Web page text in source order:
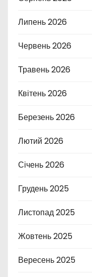
Липень 2026
Червень 2026
Травень 2026
Квітень 2026
Березень 2026
Лютий 2026
Січень 2026
Грудень 2025
Листопад 2025
Жовтень 2025
Вересень 2025